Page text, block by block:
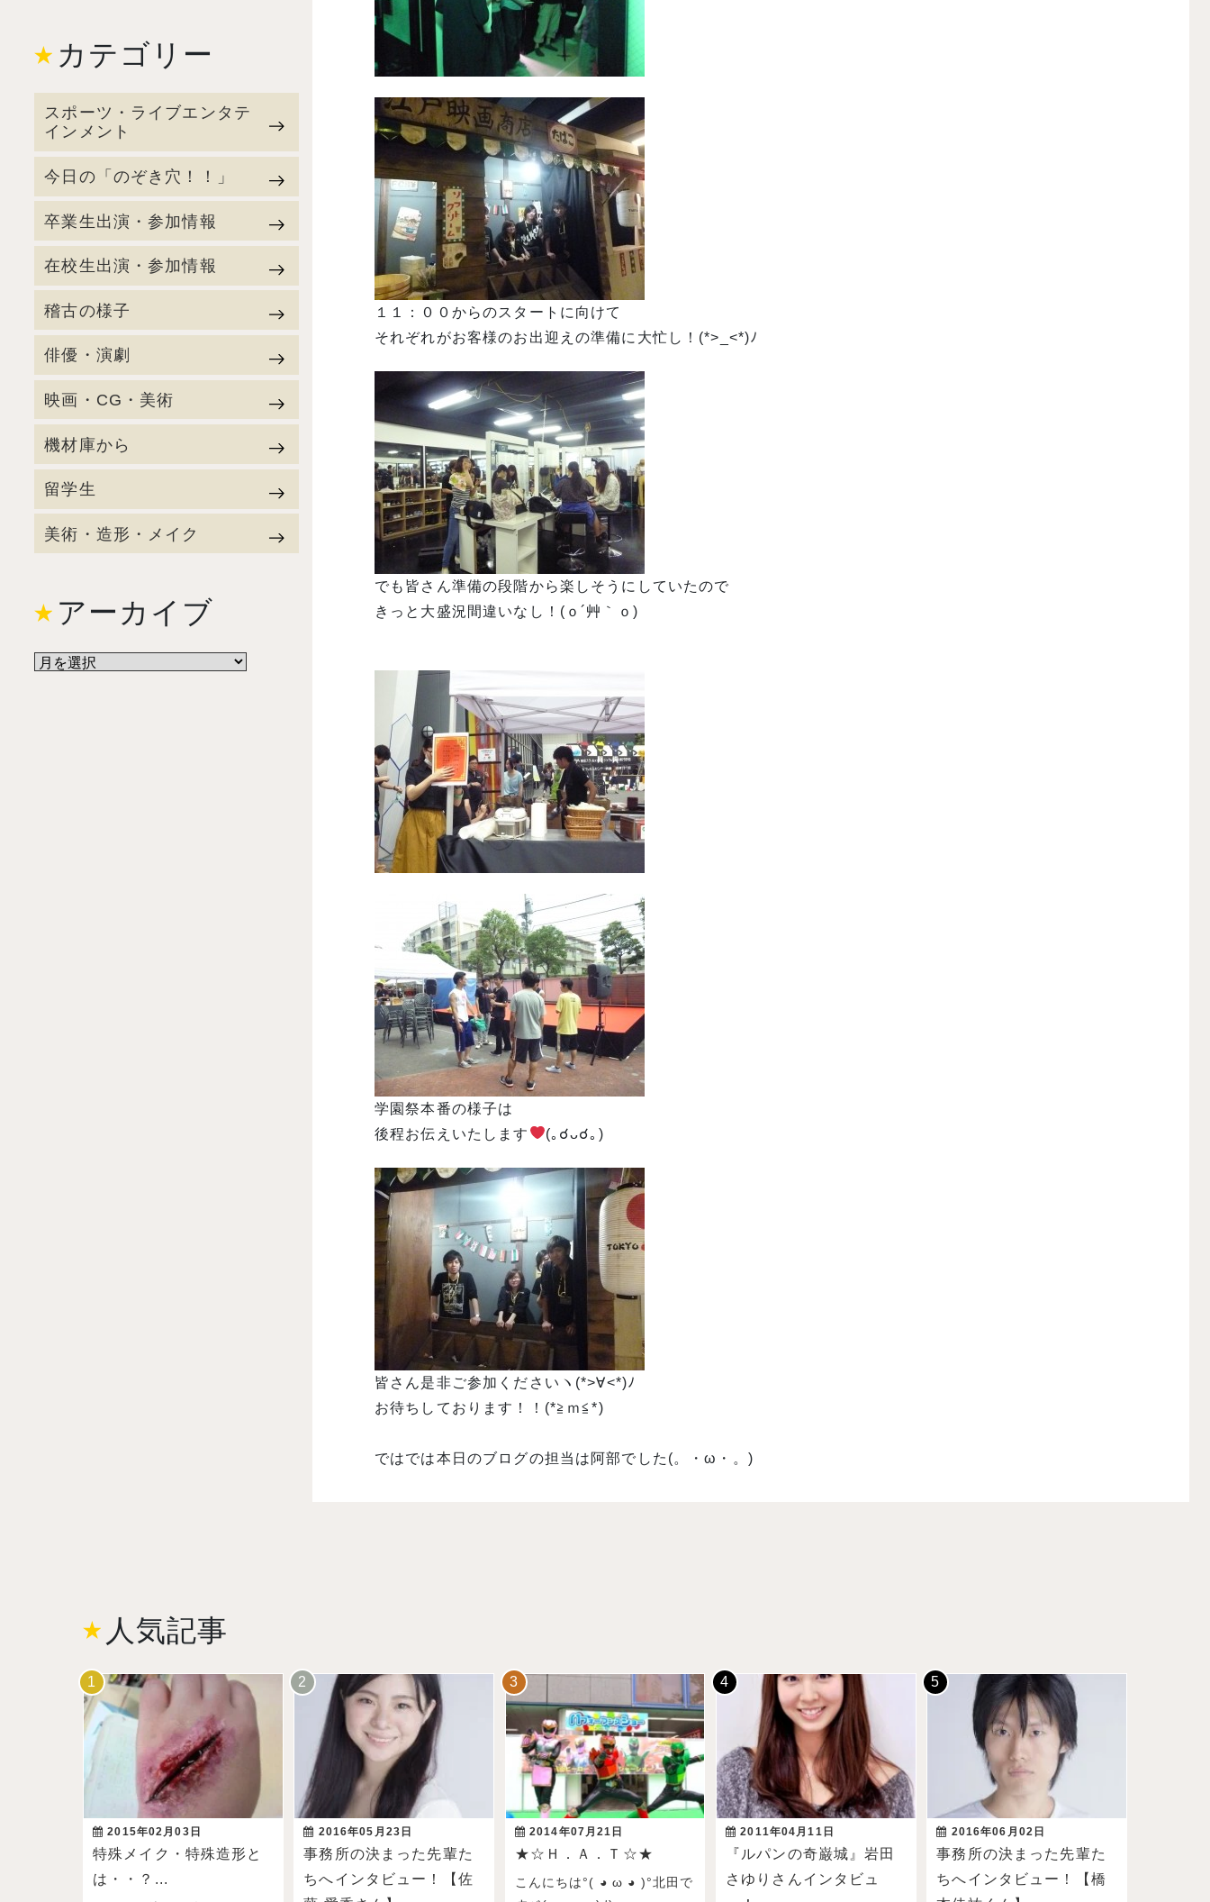
１１：００からのスタートに向けて
それぞれがお客様のお出迎えの準備に大忙し！(*>_<*)ﾉ
でも皆さん準備の段階から楽しそうにしていたので
きっと大盛況間違いなし！(ｏ´艸｀ｏ)
学園祭本番の様子は
後程お伝えいたします
(｡☌ᴗ☌｡)
皆さん是非ご参加くださいヽ(*>∀<*)ﾉ
お待ちしております！！(*≧ｍ≦*)
ではでは本日のブログの担当は阿部でした(。・ω・。)
カテゴリー
スポーツ・ライブエンタテ
インメント
今日の「のぞき穴！！」
卒業生出演・参加情報
在校生出演・参加情報
稽古の様子
俳優・演劇
映画・CG・美術
機材庫から
留学生
美術・造形・メイク
アーカイブ
人気記事
2015年02月03日
特殊メイク・特殊造形と
は・・？...
2016年05月23日
事務所の決まった先輩た
ちへインタビュー！【佐
2014年07月21日
★☆Ｈ．Ａ．Ｔ☆★
こんにちは°( ◕ ω ◕ )°北田で
2011年04月11日
『ルパンの奇巌城』岩田
さゆりさんインタビュ
2016年06月02日
事務所の決まった先輩た
ちへインタビュー！【橋